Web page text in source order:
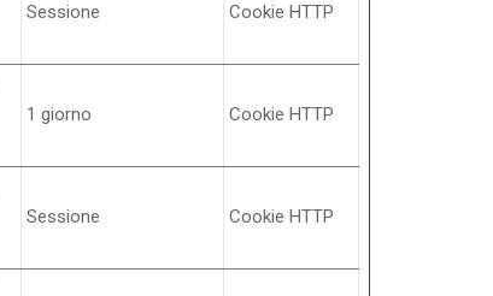
Sessione Cookie HTTP
1 giorno Cookie HTTP
Sessione Cookie HTTP